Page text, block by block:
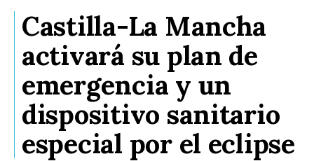
Castilla-La Mancha
activará su plan de
emergencia y un
dispositivo sanitario
especial por el eclipse